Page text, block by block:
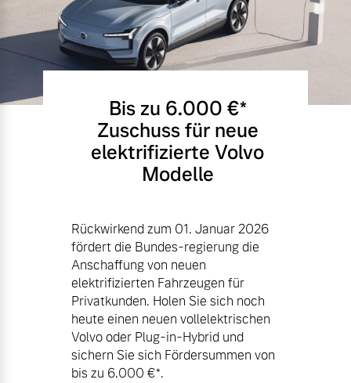
Bis zu 6.000 €⁠*
Zuschuss für neue
elektrifizierte Volvo
Modelle
Rückwirkend zum 01. Januar 2026
fördert die Bundes-regierung die
Anschaffung von neuen
elektrifizierten Fahrzeugen für
Privatkunden. Holen Sie sich noch
heute einen neuen vollelektrischen
Volvo oder Plug-in-Hybrid und
sichern Sie sich Fördersummen von
bis zu 6.000 €⁠*.